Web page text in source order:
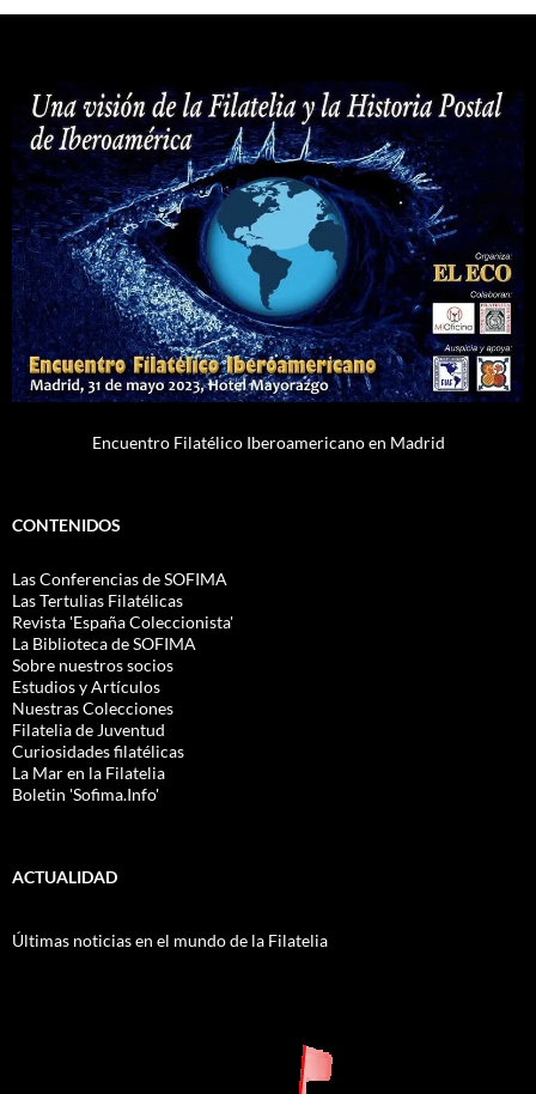
Encuentro Filatélico Iberoamericano en Madrid
CONTENIDOS
Las Conferencias de SOFIMA
Las Tertulias Filatélicas
Revista 'España Coleccionista'
La Biblioteca de SOFIMA
Sobre nuestros socios
Estudios y Artículos
Nuestras Colecciones
Filatelia de Juventud
Curiosidades filatélicas
La Mar en la Filatelia
Boletin 'Sofima.Info'
ACTUALIDAD
Últimas noticias en el mundo de la Filatelia